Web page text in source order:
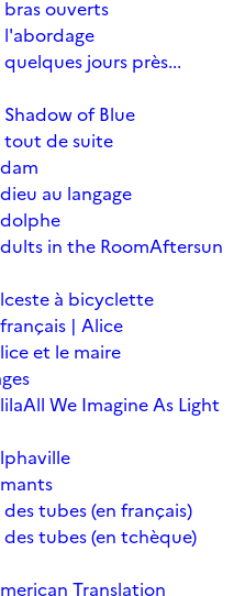
ouverts
l'abordage
jours près...
of Blue
tout de suite
au langage
in the RoomAftersun
à bicyclette
| Alice
et le maire
All We Imagine As Light
tubes (en français)
tubes (en tchèque)
Translation